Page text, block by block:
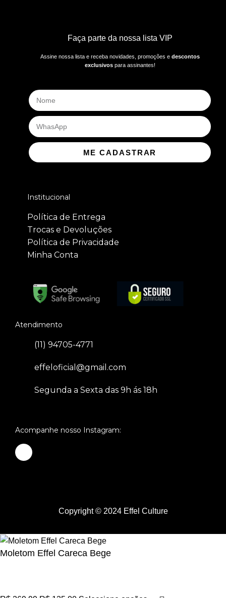
Faça parte da nossa lista VIP
Assine nossa lista e receba novidades, promoções e descontos
exclusivospara assinantes!
ME CADASTRAR
Institucional
Política de Entrega
Trocas e Devoluções
Política de Privacidade
Minha Conta
Atendimento
(11) 94705-4771
effeloficial@gmail.com
Segunda a Sexta das 9h ás 18h
Acompanhe nosso Instagram:
Copyright © 2024 Effel Culture
Moletom Effel Careca Bege